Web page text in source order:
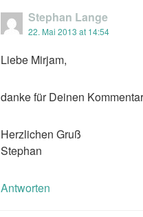
Stephan Lange
22. Mai 2013 at 14:54
Liebe Mirjam,
danke für Deinen
Herzlichen Gruß
Stephan
Antworten